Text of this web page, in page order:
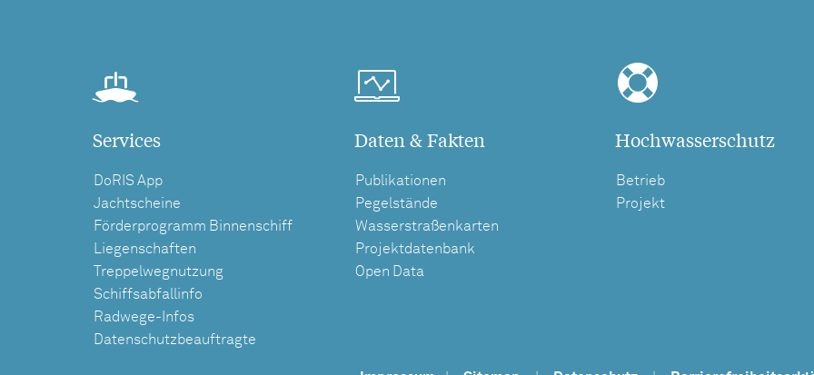
Services
DoRIS App
Jachtscheine
Förderprogramm Binnenschiff
Liegenschaften
Treppelwegnutzung
Schiffsabfallinfo
Radwege-Infos
Datenschutzbeauftragte
Daten & Fakten
Publikationen
Pegelstände
Wasserstraßenkarten
Projektdatenbank
Open Data
Hochwasserschutz
Betrieb
Projekt